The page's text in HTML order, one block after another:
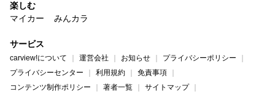
楽しむ
マイカー
みんカラ
サービス
carview!について 運営会社 お知らせ
プライバシーポリシー
プライバシーセンター
利用規約
免責事項
コンテンツ制作ポリシー
著者一覧
サイトマップ